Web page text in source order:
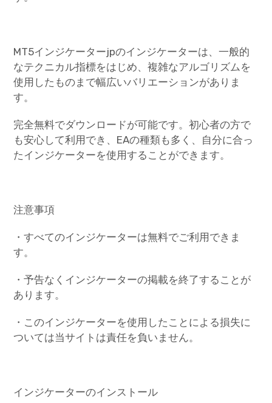
MT5インジケーターjpのインジケーターは、一般的
なテクニカル指標をはじめ、複雑なアルゴリズムを
使用したものまで幅広いバリエーションがありま
す。
完全無料でダウンロードが可能です。初心者の方で
も安心して利用でき、EAの種類も多く、自分に合っ
たインジケーターを使用することができます。
注意事項
・すべてのインジケーターは無料でご利用できま
す。
・予告なくインジケーターの掲載を終了することが
あります。
・このインジケーターを使用したことによる損失に
ついては当サイトは責任を負いません。
インジケーターのインストール